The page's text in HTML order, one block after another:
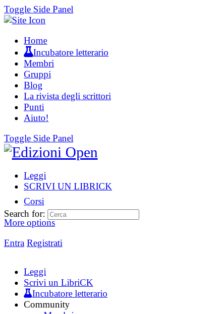
Toggle Side Panel
Home
Incubatore letterario
Membri
Gruppi
Blog
La rivista degli scrittori
Punti
Aiuto!
Toggle Side Panel
Leggi
SCRIVI UN LIBRICK
Corsi
More options
Entra Registrati
Search for:
Leggi
Scrivi un LibriCK
Incubatore letterario
Community